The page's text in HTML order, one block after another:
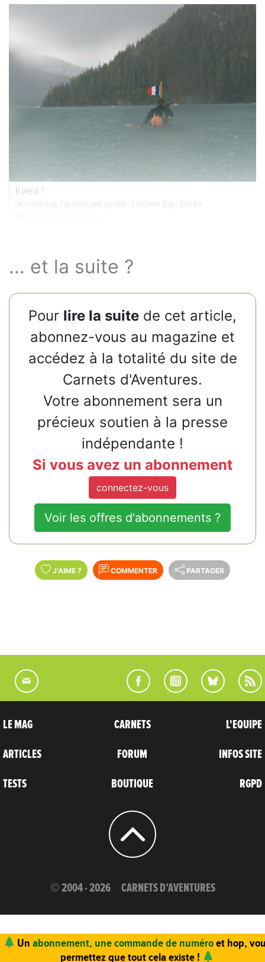
Il pleut ?
Je crois que j’ai senti une goutte. Leconte Bay, Alaska.
... et la suite ?
Pour lire la suite de cet article,
abonnez-vous au magazine et
accédez à la totalité du site de
Carnets d'Aventures.
Votre abonnement sera un
précieux soutien à la presse
indépendante !
Si vous avez un abonnement
connectez-vous
Voir les offres d'abonnements ?
J'AIME ? COMMENTER PARTAGER
LE MAG
ARTICLES
TESTS
CARNETS
FORUM
BOUTIQUE
L'EQUIPE
INFOS SITE
RGPD
© 2004 - 2026 CARNETS D’AVENTURES
Un abonnement, une commande de numéroet hop,
permettez que tout cela existe !